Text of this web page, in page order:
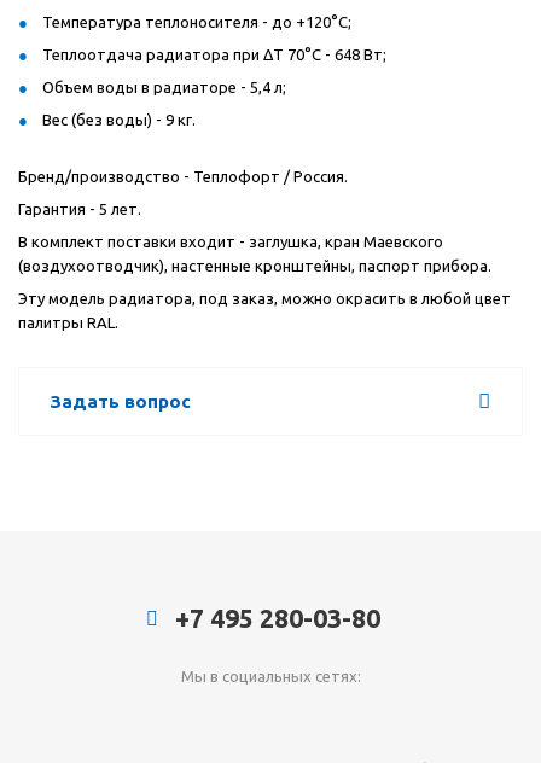
Температура теплоносителя - до +120°C;
Теплоотдача радиатора при ΔT 70°C - 648 Вт;
Объем воды в радиаторе - 5,4 л;
Вес (без воды) - 9 кг.
Бренд/производство - Теплофорт / Россия.
Гарантия - 5 лет.
В комплект поставки входит - заглушка, кран Маевского
(воздухоотводчик), настенные кронштейны, паспорт прибора.
Эту модель радиатора, под заказ, можно окрасить в любой цвет
палитры RAL.
Задать вопрос
+7 495 280-03-80
Мы в социальных сетях: